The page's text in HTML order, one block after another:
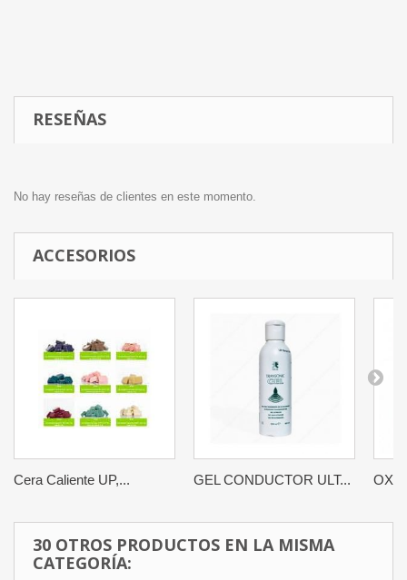
RESEÑAS
No hay reseñas de clientes en este momento.
ACCESORIOS
Cera Caliente UP,... GEL CONDUCTOR ULT... OXD
30 OTROS PRODUCTOS EN LA MISMA
CATEGORÍA: